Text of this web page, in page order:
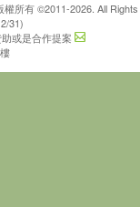
權所有 ©2011-2026. All
31)
或是合作提案